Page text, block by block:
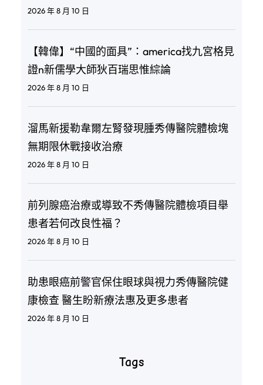
2026 年 8 月 10 日
【韓偉】“中國的面具”：america找九宮格見
證n新儒學大師狄百瑞思惟綜論
2026 年 8 月 10 日
溜馬新援勒韋爾左腎發現腫秀傳醫院體檢塊
無期限休戰接收治療
2026 年 8 月 10 日
前列腺癌治療或導致不秀傳醫院體檢項目舉
患者若何改良性福？
2026 年 8 月 10 日
助患眼癌前警官保住眼球與視力秀傳醫院健
康檢查 醫生盼新療法惠及更多患者
2026 年 8 月 10 日
Tags